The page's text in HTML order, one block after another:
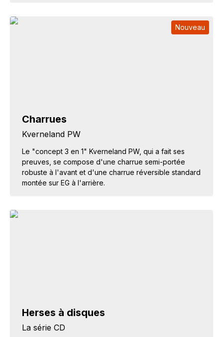
Nouveau
Charrues
Kverneland PW
Le "concept 3 en 1" Kverneland PW, qui a fait ses
preuves, se compose d'une charrue semi-portée
robuste à l'avant et d'une charrue réversible standard
montée sur EG à l'arrière.
Herses à disques
La série CD